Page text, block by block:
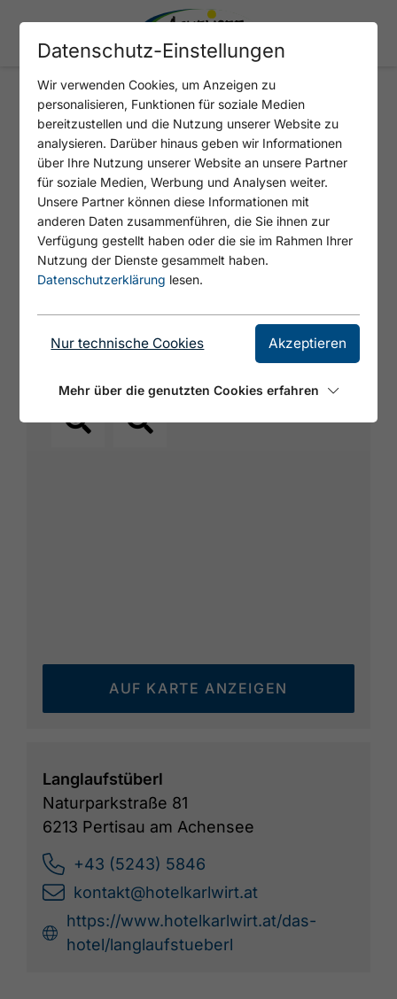
ATM GELDAUTOMAT
AUF KARTE ANZEIGEN
Langlaufstüberl
Naturparkstraße 81
6213 Pertisau am Achensee
+43 (5243) 5846
kontakt@hotelkarlwirt.at
https://www.hotelkarlwirt.at/das-
hotel/langlaufstueberl
Datenschutz-Einstellungen
Wir verwenden Cookies, um Anzeigen zu
personalisieren, Funktionen für soziale Medien
bereitzustellen und die Nutzung unserer Website zu
analysieren. Darüber hinaus geben wir Informationen
über Ihre Nutzung unserer Website an unsere Partner
für soziale Medien, Werbung und Analysen weiter.
Unsere Partner können diese Informationen mit
anderen Daten zusammenführen, die Sie ihnen zur
Verfügung gestellt haben oder die sie im Rahmen Ihrer
Nutzung der Dienste gesammelt haben.
Datenschutzerklärung lesen.
Nur technische Cookies Akzeptieren
Mehr über die genutzten Cookies erfahren